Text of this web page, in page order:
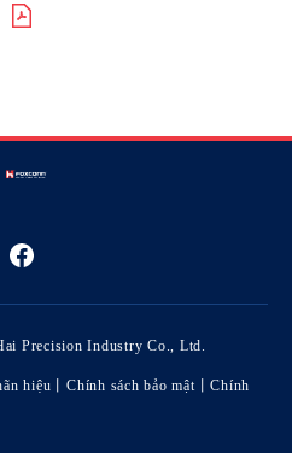
Precision Industry Co., Ltd.
hiệu Chính sách bảo mật丨Chính